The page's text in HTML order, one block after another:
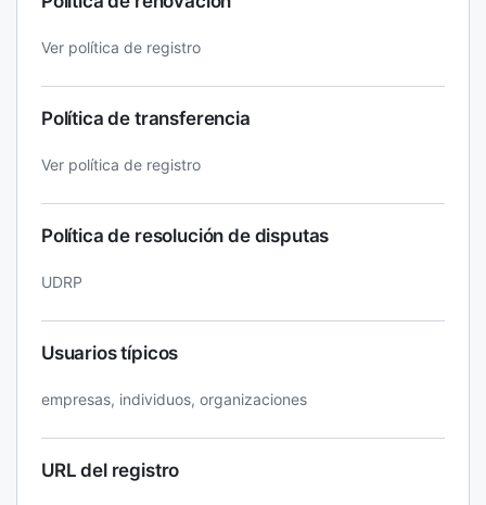
Ver política de registro
Política de transferencia
Ver política de registro
Política de resolución de disputas
UDRP
Usuarios típicos
empresas, individuos, organizaciones
URL del registro